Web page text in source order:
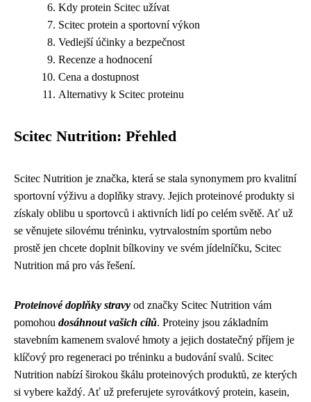
Kdy protein Scitec užívat
Scitec protein a sportovní výkon
Vedlejší účinky a bezpečnost
Recenze a hodnocení
Cena a dostupnost
Alternativy k Scitec proteinu
Scitec Nutrition: Přehled
Scitec Nutrition je značka, která se stala synonymem pro kvalitní
sportovní výživu a doplňky stravy. Jejich proteinové produkty si
získaly oblibu u sportovců i aktivních lidí po celém světě. Ať už
se věnujete silovému tréninku, vytrvalostním sportům nebo
prostě jen chcete doplnit bílkoviny ve svém jídelníčku, Scitec
Nutrition má pro vás řešení.
Proteinové doplňky stravy od značky Scitec Nutrition vám
pomohou dosáhnout vašich cílů. Proteiny jsou základním
stavebním kamenem svalové hmoty a jejich dostatečný příjem je
klíčový pro regeneraci po tréninku a budování svalů. Scitec
Nutrition nabízí širokou škálu proteinových produktů, ze kterých
si vybere každý. Ať už preferujete syrovátkový protein, kasein,